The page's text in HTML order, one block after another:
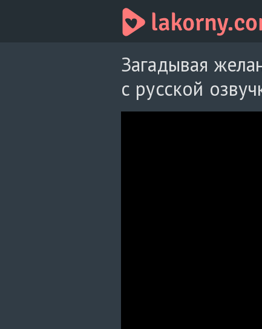
Загадывая
с русской